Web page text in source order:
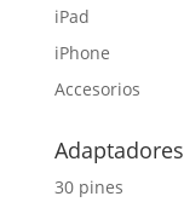
iPad
iPhone
Accesorios
Adaptadores
30 pines